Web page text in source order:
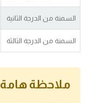
السمنة من الدرجة الثانية
السمنة من الدرجة الثالثة
ملاحظة هامة